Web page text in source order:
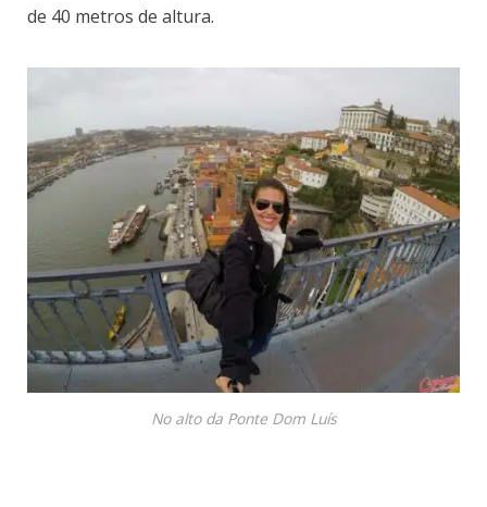
de 40 metros de altura.
No alto da Ponte Dom Luís